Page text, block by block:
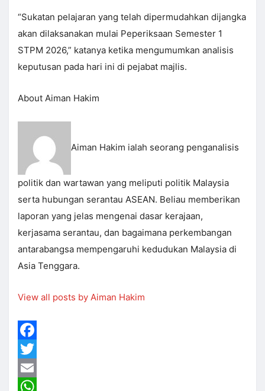
“Sukatan pelajaran yang telah dipermudahkan dijangka
akan dilaksanakan mulai Peperiksaan Semester 1
STPM 2026,” katanya ketika mengumumkan analisis
keputusan pada hari ini di pejabat majlis.
About Aiman Hakim
Aiman Hakim ialah seorang penganalisis
politik dan wartawan yang meliputi politik Malaysia
serta hubungan serantau ASEAN. Beliau memberikan
laporan yang jelas mengenai dasar kerajaan,
kerjasama serantau, dan bagaimana perkembangan
antarabangsa mempengaruhi kedudukan Malaysia di
Asia Tenggara.
View all posts by Aiman Hakim
Facebook
Twitter
Email